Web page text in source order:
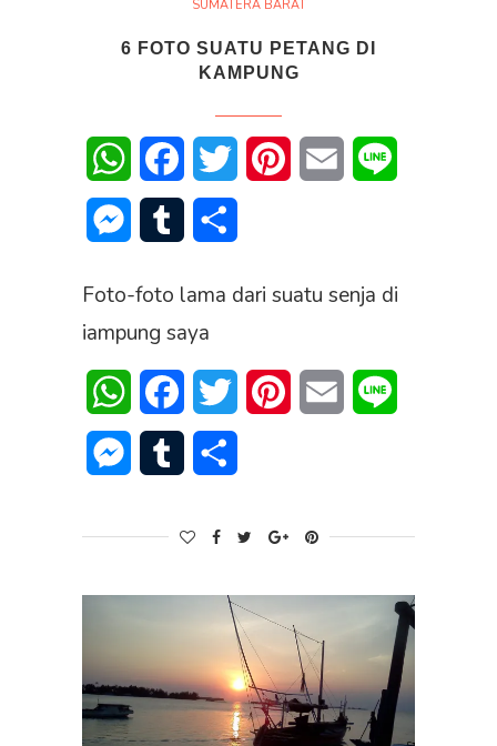
SUMATERA BARAT
6 FOTO SUATU PETANG DI
KAMPUNG
WhatsAppFacebookTwitter PinterestEmail
Messenger
Tumblr
Foto-foto lama dari suatu senja di
iampung saya
WhatsAppFacebookTwitter PinterestEmail
Messenger
Tumblr